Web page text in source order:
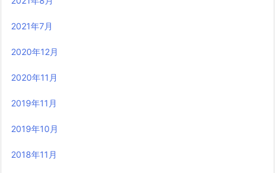
2021年7月
2020年12月
2020年11月
2019年11月
2019年10月
2018年11月